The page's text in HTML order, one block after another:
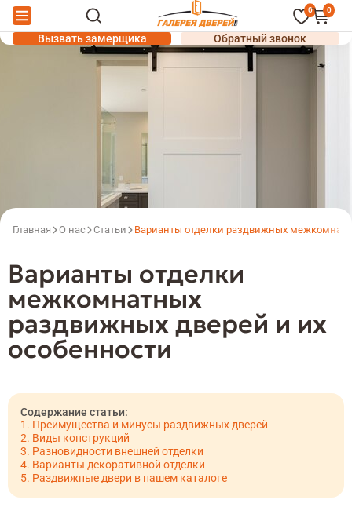
0 0
Вызвать замерщика Обратный звонок
Главная О нас Статьи Варианты отделки раздвижных
Варианты отделки
межкомнатных
раздвижных дверей и их
особенности
Преимущества и минусы раздвижных дверей
Виды конструкций
Разновидности внешней отделки
Варианты декоративной отделки
Раздвижные двери в нашем каталоге